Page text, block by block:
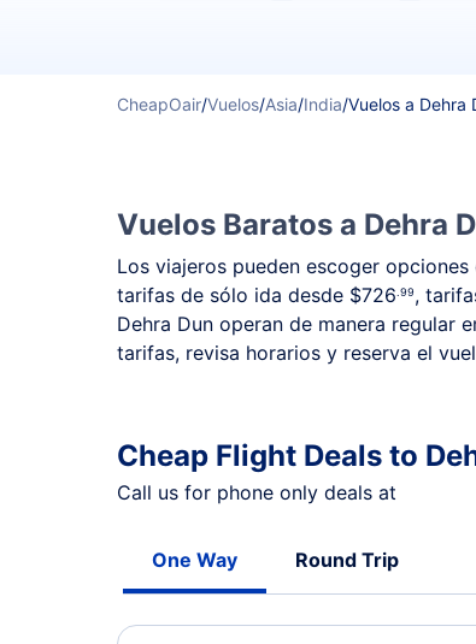
CheapOair/Vuelos/Asia/India/Vuelos a Dehra
Vuelos Baratos a Dehra
Los viajeros pueden escoger
tarifas de sólo ida desde $726.99,
Dehra Dun operan de manera regular
tarifas, revisa horarios y reserva el
Cheap Flight Deals to
Call us for phone only deals at
One Way Round Trip